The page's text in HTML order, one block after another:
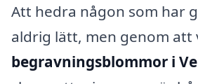
Att hedra någon som har
aldrig lätt, men genom att
begravningsblommor i